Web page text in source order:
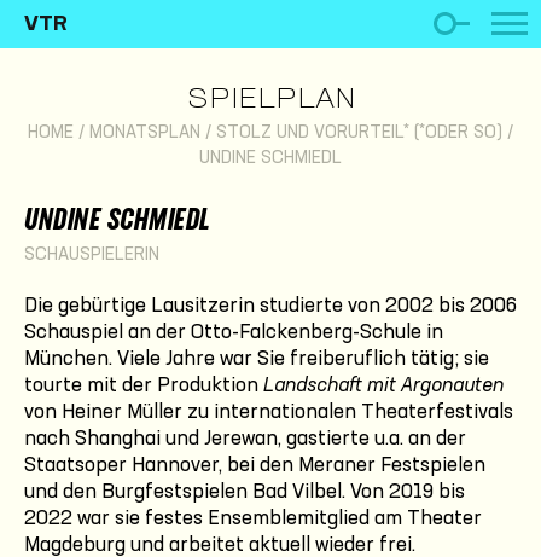
VTR
SPIELPLAN
HOME / MONATSPLAN / STOLZ UND VORURTEIL* (*ODER SO)
/
UNDINE SCHMIEDL
UNDINE SCHMIEDL
SCHAUSPIELERIN
Die gebürtige Lausitzerin studierte von 2002 bis 2006
Schauspiel an der Otto-Falckenberg-Schule in
München. Viele Jahre war Sie freiberuflich tätig; sie
tourte mit der Produktion Landschaft mit Argonauten
von Heiner Müller zu internationalen Theaterfestivals
nach Shanghai und Jerewan, gastierte u.a. an der
Staatsoper Hannover, bei den Meraner Festspielen
und den Burgfestspielen Bad Vilbel. Von 2019 bis
2022 war sie festes Ensemblemitglied am Theater
Magdeburg und arbeitet aktuell wieder frei.